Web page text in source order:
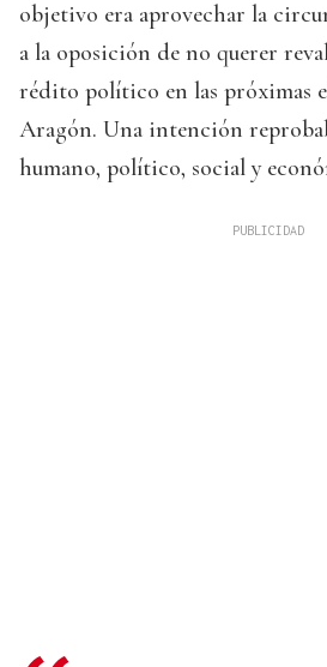
objetivo era aprovechar la
a la oposición de no querer
rédito político en las próximas
Aragón. Una intención
humano, político, social y